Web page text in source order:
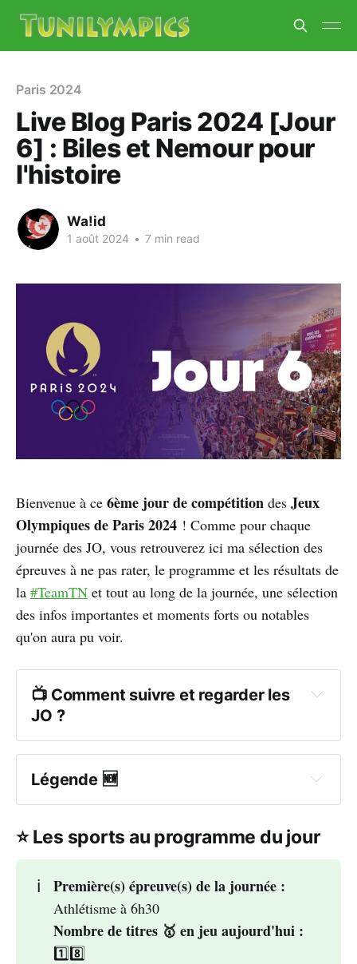
Paris 2024
Live Blog Paris 2024 [Jour
6] : Biles et Nemour pour
l'histoire
Wa!id
1 août 2024 • 7 min read
Bienvenue à ce 6ème jour de compétition des Jeux
Olympiques de Paris 2024 ! Comme pour chaque
journée des JO, vous retrouverez ici ma sélection des
épreuves à ne pas rater, le programme et les résultats de
la #TeamTN et tout au long de la journée, une sélection
des infos importantes et moments forts ou notables
qu'on aura pu voir.
📺 Comment suivre et regarder les
JO ?
France Télévision
les
chaines Eurosports 1 à 9
Légende 🆕
🆕
⭐ Les sports au programme du jour
ℹ️ Première(s) épreuve(s) de la journée :
Athlétisme à 6h30
Nombre de titres 🥇 en jeu aujourd'hui :
1️⃣8️⃣